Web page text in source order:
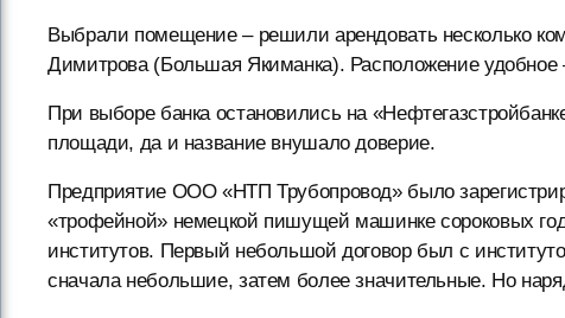
Выбрали помещение – решили арендовать несколько
Димитрова (Большая Якиманка). Расположение удобное
При выборе банка остановились на
площади, да и название внушало доверие.
Предприятие ООО «НТП Трубопровод» было
«трофейной» немецкой пишущей машинке сороковых
институтов. Первый небольшой договор был с
сначала небольшие, затем более значительные. Но